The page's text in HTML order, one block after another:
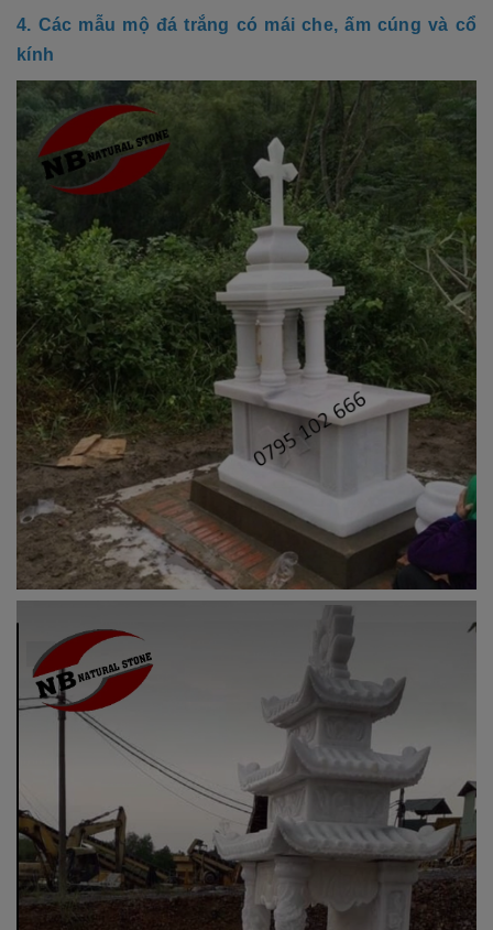
4. Các mẫu mộ đá trắng có mái che, ấm cúng và cổ
kính